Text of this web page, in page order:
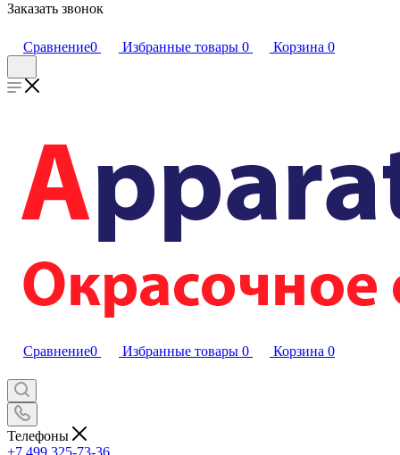
Заказать звонок
Сравнение0 Избранные товары 0 Корзина 0
Сравнение0 Избранные товары 0 Корзина 0
Телефоны
+7 499 325-73-36